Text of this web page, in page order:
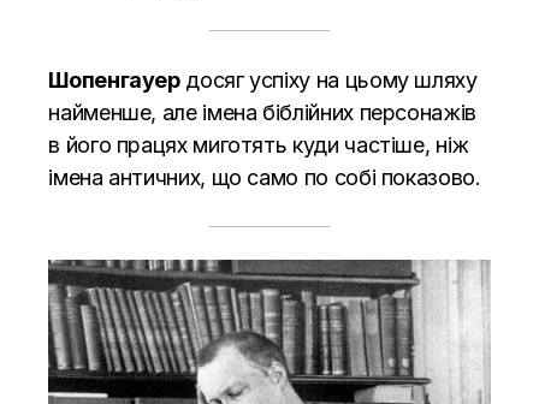
Шопенгауердосяг успіху на цьому шляху
найменше, але імена біблійних персонажів
в його працях миготять куди частіше, ніж
імена античних, що само по собі показово.